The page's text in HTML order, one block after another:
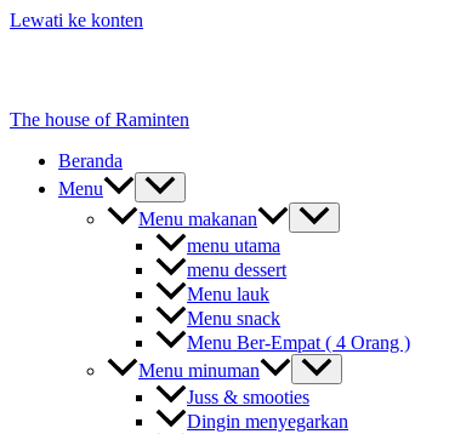
Lewati ke konten
The house of Raminten
Beranda
Menu
Menu makanan
menu utama
menu dessert
Menu lauk
Menu snack
Menu Ber-Empat ( 4 Orang )
Menu minuman
Juss & smooties
Dingin menyegarkan